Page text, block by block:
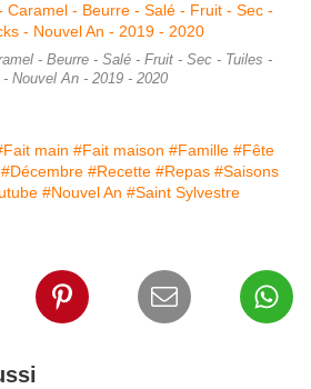
- Beurre - Salé - Fruit - Sec - Tuiles -
Nouvel An - 2019 - 2020
main #Fait maison #Famille #Fête
#Décembre #Recette #Repas #Saisons
#Nouvel An #Saint Sylvestre